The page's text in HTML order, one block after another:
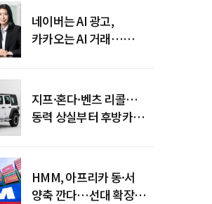
네이버는 AI 광고,
카카오는 AI 거래…
지프·혼다·벤츠 리콜…
동력 상실부터 후방카메라
HMM, 아프리카 동·서
양축 깐다…선대 확장